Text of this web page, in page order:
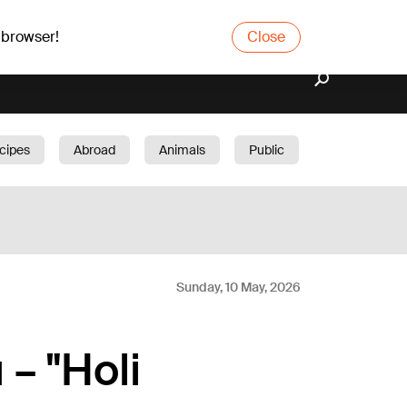
Close
Abroad Animals
Public
Sunday, 10 May, 2026
"Holi